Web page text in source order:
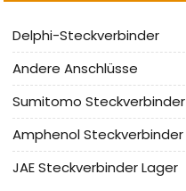
Delphi-Steckverbinder
Andere Anschlüsse
Sumitomo Steckverbinder
Amphenol Steckverbinder
JAE Steckverbinder Lager